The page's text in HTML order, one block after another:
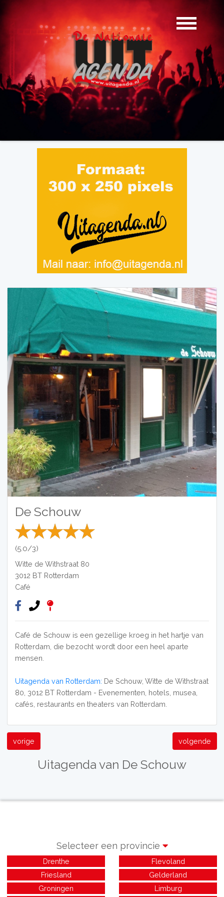
De Schouw
(5.0/3)
Witte de Withstraat 80
3012 BT Rotterdam
Café
Café de Schouw is een gezellige kroeg in het hartje van
Rotterdam, die bezocht wordt door een heel aparte
mensen.
Uitagenda van Rotterdam: De Schouw, Witte de Withstraat
80, 3012 BT Rotterdam - Evenementen, hotels, musea,
cafés, restaurants en theaters van Rotterdam.
vorige volgende
Uitagenda van De Schouw
Selecteer een provincie
Drenthe
Flevoland
Friesland
Gelderland
Groningen
Limburg